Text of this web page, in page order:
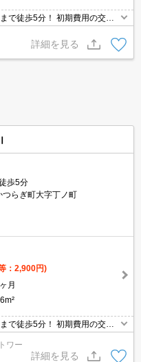
で徒歩5分！ 初期費用の交渉
詳細を見る
歩5分
らぎ町大字丁ノ町
：2,900円)
月
で徒歩5分！ 初期費用の交渉
ワー
詳細を見る